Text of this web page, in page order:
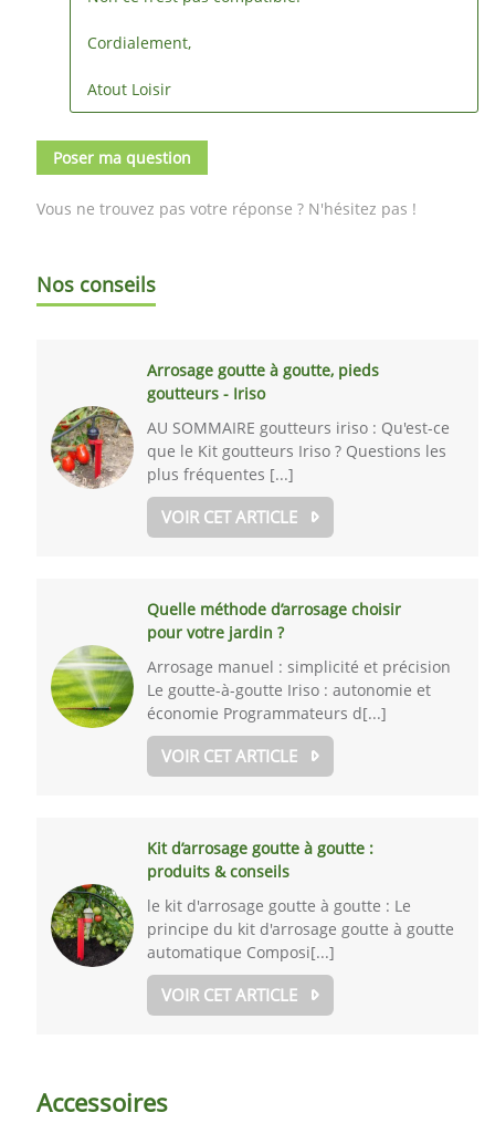
Cordialement,
Atout Loisir
Poser ma question
Vous ne trouvez pas votre réponse ? N'hésitez pas !
Nos conseils
Arrosage goutte à goutte, pieds
goutteurs - Iriso
AU SOMMAIRE goutteurs iriso : Qu'est-ce
que le Kit goutteurs Iriso ? Questions les
plus fréquentes [...]
VOIR CET ARTICLE
Quelle méthode d’arrosage choisir
pour votre jardin ?
Arrosage manuel : simplicité et précision
Le goutte-à-goutte Iriso : autonomie et
économie Programmateurs d[...]
VOIR CET ARTICLE
Kit d’arrosage goutte à goutte :
produits & conseils
le kit d'arrosage goutte à goutte : Le
principe du kit d'arrosage goutte à goutte
automatique Composi[...]
VOIR CET ARTICLE
Accessoires